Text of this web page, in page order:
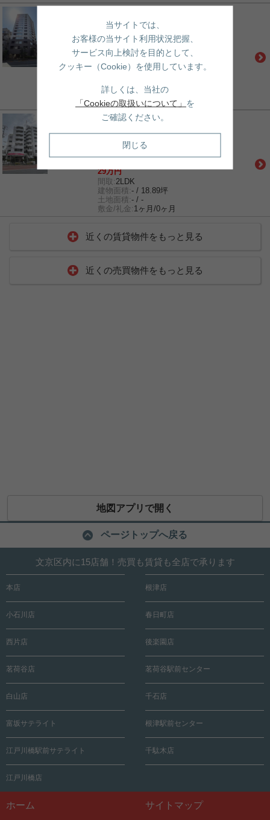
パークキューブ春日安藤坂
丸ノ内線「後楽園」駅 徒歩9分
都営大江戸線「飯田橋」駅 徒歩9分
総武線「飯田橋」駅 徒歩12分
35.7万円
建物面積:
- / 20.85坪
土地面積:- / -
敷金/礼金:1ヶ月/1ヶ月
賃貸｜マンション
丸ノ内線「後楽園」駅 徒歩8分
都営大江戸線「春日」駅 徒歩9分
29万円
間取: 2LDK
建物面積:- / 18.89坪
土地面積:- / -
敷金/礼金: 1ヶ月/0ヶ月
近くの賃貸物件をもっと見る
近くの売買物件をもっと見る
地図アプリで開く
ページトップへ戻る
文京区内に15店舗！売買も賃貸も全店で承ります
本店 根津店
小石川店 春日町店
西片店 後楽園店
茗荷谷店 茗荷谷駅前センター
白山店 千石店
富坂サテライト 根津駅前センター
江戸川橋駅前サテライト 千駄木店
江戸川橋店
ホーム サイトマップ
当サイトでは、
お客様の当サイト利用状況把握、
サービス向上検討を目的として、
クッキー（Cookie）を使用しています。
詳しくは、当社の
「Cookieの取扱いについて」 を
ご確認ください。
閉じる